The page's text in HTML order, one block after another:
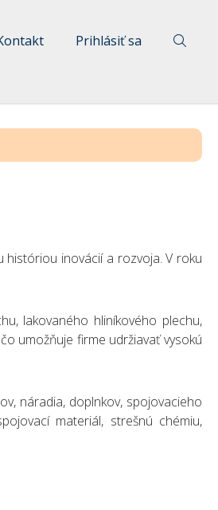
Prihlásiť sa
históriou inovácií a rozvoja. V roku
lakovaného hliníkového plechu,
umožňuje firme udržiavať vysokú
náradia, doplnkov, spojovacieho
materiál, strešnú chémiu,